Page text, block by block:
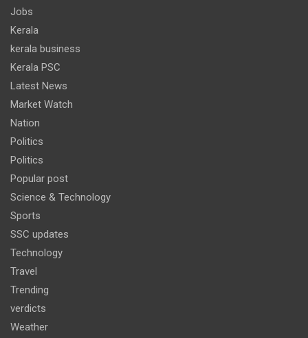
Jobs
Kerala
kerala business
Kerala PSC
Latest News
Market Watch
Nation
Politics
Politics
Popular post
Science & Technology
Sports
SSC updates
Technology
Travel
Trending
verdicts
Weather